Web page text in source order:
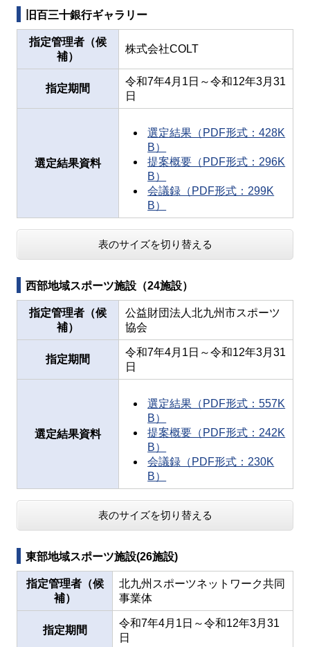
旧百三十銀行ギャラリー
指定管理者（候
補）
株式会社COLT
指定期間
令和7年4月1日～令和12年3月31
日
選定結果資料
選定結果（PDF形式：428K
B）
提案概要（PDF形式：296K
B）
会議録（PDF形式：299K
B）
表のサイズを切り替える
西部地域スポーツ施設（24施設）
指定管理者（候
補）
公益財団法人北九州市スポーツ
協会
指定期間
令和7年4月1日～令和12年3月31
日
選定結果資料
選定結果（PDF形式：557K
B）
提案概要（PDF形式：242K
B）
会議録（PDF形式：230K
B）
表のサイズを切り替える
東部地域スポーツ施設(26施設)
指定管理者（候
補）
北九州スポーツネットワーク共同
事業体
指定期間
令和7年4月1日～令和12年3月31
日